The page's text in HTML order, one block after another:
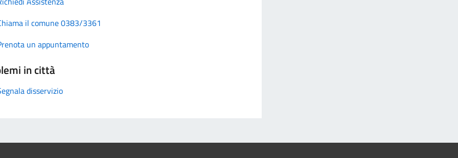
il comune 0383/3361
un appuntamento
in città
disservizio